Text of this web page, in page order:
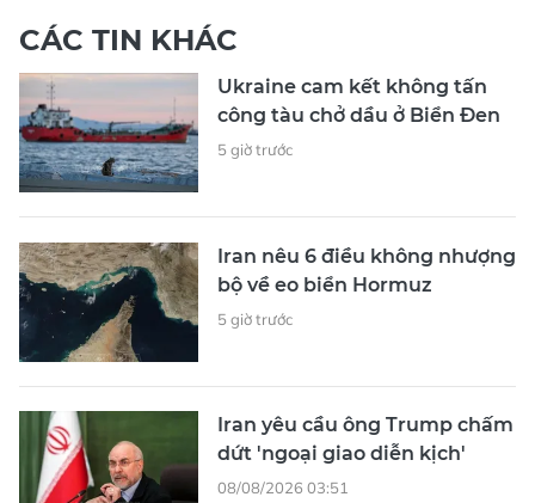
CÁC TIN KHÁC
Ukraine cam kết không tấn
công tàu chở dầu ở Biển Đen
5 giờ trước
Iran nêu 6 điều không nhượng
bộ về eo biển Hormuz
5 giờ trước
Iran yêu cầu ông Trump chấm
dứt 'ngoại giao diễn kịch'
08/08/2026 03:51